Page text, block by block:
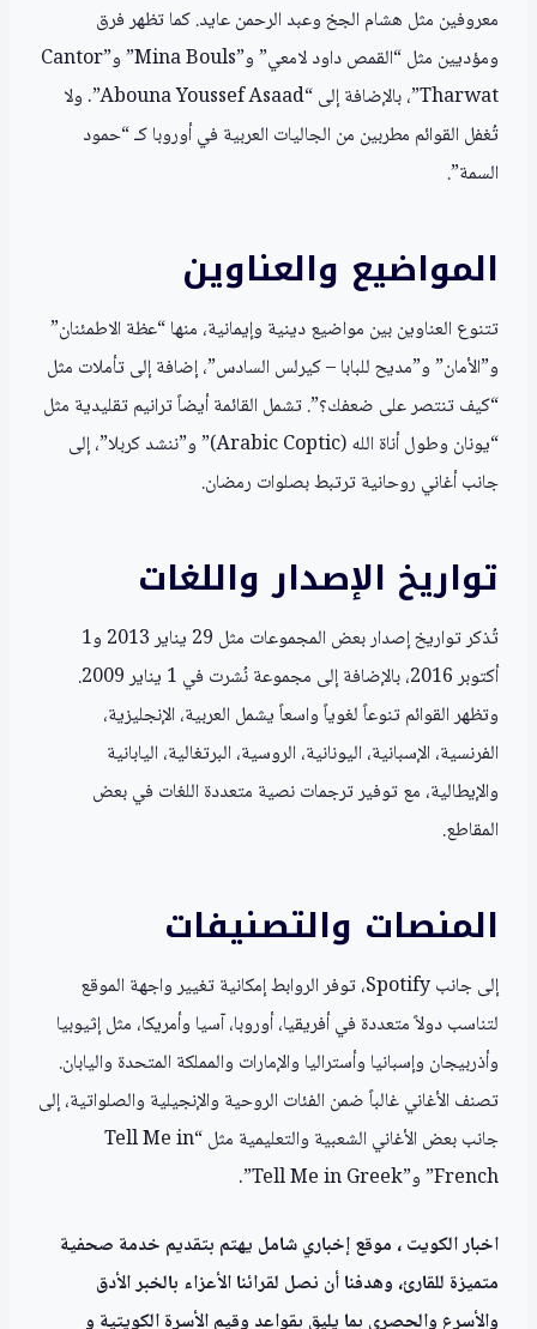
معروفين مثل هشام الجخ وعبد الرحمن عايد. كما تظهر فرق
ومؤديين مثل “القمص داود لامعي” و”Mina Bouls” و”Cantor
Tharwat”، بالإضافة إلى “Abouna Youssef Asaad”. ولا
تُغفل القوائم مطربين من الجاليات العربية في أوروبا كـ “حمود
السمة”.
المواضيع والعناوين
تتنوع العناوين بين مواضيع دينية وإيمانية، منها “عظة الاطمئنان”
و”الأمان” و”مديح للبابا – كيرلس السادس”، إضافة إلى تأملات مثل
“كيف تنتصر على ضعفك؟”. تشمل القائمة أيضاً ترانيم تقليدية مثل
“يونان وطول أناة الله (Arabic Coptic)” و”ننشد كربلا”، إلى
جانب أغاني روحانية ترتبط بصلوات رمضان.
تواريخ الإصدار واللغات
تُذكر تواريخ إصدار بعض المجموعات مثل 29 يناير 2013 و1
أكتوبر 2016، بالإضافة إلى مجموعة نُشرت في 1 يناير 2009.
وتظهر القوائم تنوعاً لغوياً واسعاً يشمل العربية، الإنجليزية،
الفرنسية، الإسبانية، اليونانية، الروسية، البرتغالية، اليابانية
والإيطالية، مع توفير ترجمات نصية متعددة اللغات في بعض
المقاطع.
المنصات والتصنيفات
إلى جانب Spotify، توفر الروابط إمكانية تغيير واجهة الموقع
لتناسب دولاً متعددة في أفريقيا، أوروبا، آسيا وأمريكا، مثل إثيوبيا
وأذربيجان وإسبانيا وأستراليا والإمارات والمملكة المتحدة واليابان.
تصنف الأغاني غالباً ضمن الفئات الروحية والإنجيلية والصلواتية، إلى
جانب بعض الأغاني الشعبية والتعليمية مثل “Tell Me in
French” و”Tell Me in Greek”.
اخبار الكويت ، موقع إخباري شامل يهتم بتقديم خدمة صحفية
متميزة للقارئ، وهدفنا أن نصل لقرائنا الأعزاء بالخبر الأدق
والأسرع والحصري بما يليق بقواعد وقيم الأسرة الكويتية و